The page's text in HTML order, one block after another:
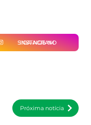
SIGA-NOS NO INSTAGRAM
Próxima notícia